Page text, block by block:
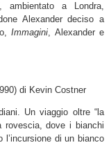
, ambientato a Londra,
Alexander deciso a
Immagini, Alexander e
di Kevin Costner
Un viaggio oltre “la
rovescia, dove i bianchi
di un bianco